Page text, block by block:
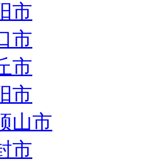
市
市
市
市
山市
市